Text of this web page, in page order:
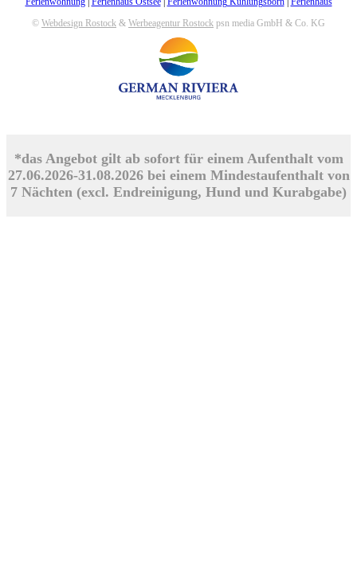
© Webdesign Rostock & Werbeagentur Rostock psn media GmbH & Co. KG
*das Angebot gilt ab sofort für einem Aufenthalt vom
27.06.2026-31.08.2026 bei einem Mindestaufenthalt von
7 Nächten (excl. Endreinigung, Hund und Kurabgabe)